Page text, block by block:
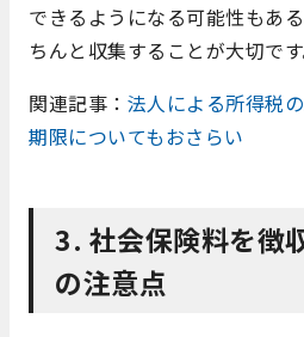
できるようになる可能性もあ
ちんと収集することが大切です
関連記事： 法人による所得税
期限についてもおさらい
3. 社会保険料を徴
の注意点